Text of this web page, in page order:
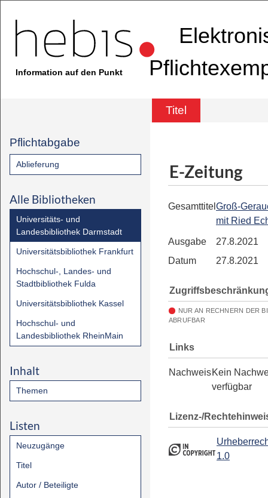
Information auf den Punkt
Titel
Pflichtabgabe
Ablieferung
Alle Bibliotheken
Universitäts- und
Landesbibliothek Darmstadt
Universitätsbibliothek Frankfurt
Hochschul-, Landes- und
Stadtbibliothek Fulda
Universitätsbibliothek Kassel
Hochschul- und
Landesbibliothek RheinMain
Inhalt
Themen
Listen
Neuzugänge
Titel
Autor / Beteiligte
E-Zeitung
Gesamttitel Groß-
mit Ried
Ausgabe
27.8.2021
Datum
27.8.2021
NUR AN RECHNERN DER
ABRUFBAR
Links
NachweisKein
verfügbar
Lizenz-/
1.0